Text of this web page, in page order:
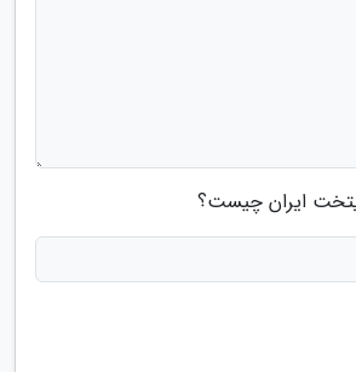
ایران چیست؟